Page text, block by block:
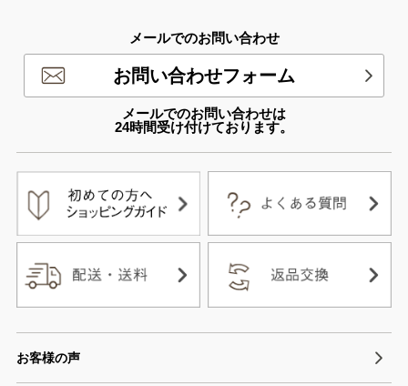
メールでのお問い合わせ
お問い合わせフォーム
メールでのお問い合わせは
24時間受け付けております。
お客様の声